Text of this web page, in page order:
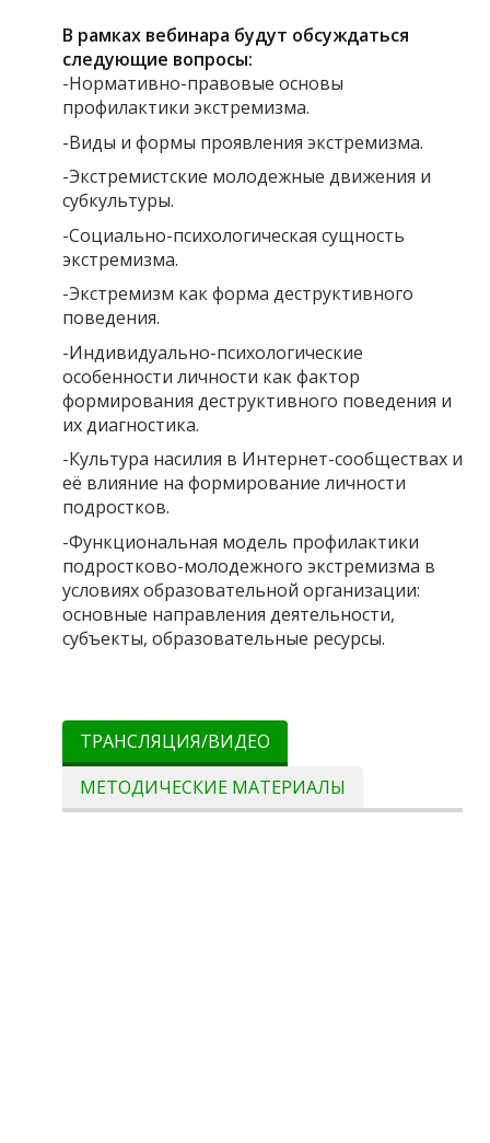
В рамках вебинара будут обсуждаться
следующие вопросы:
-Нормативно-правовые основы
профилактики экстремизма.
-Виды и формы проявления экстремизма.
-Экстремистские молодежные движения и
субкультуры.
-Социально-психологическая сущность
экстремизма.
-Экстремизм как форма деструктивного
поведения.
-Индивидуально-психологические
особенности личности как фактор
формирования деструктивного поведения и
их диагностика.
-Культура насилия в Интернет-сообществах и
её влияние на формирование личности
подростков.
-Функциональная модель профилактики
подростково-молодежного экстремизма в
условиях образовательной организации:
основные направления деятельности,
субъекты, образовательные ресурсы.
ТРАНСЛЯЦИЯ/ВИДЕО
МЕТОДИЧЕСКИЕ МАТЕРИАЛЫ